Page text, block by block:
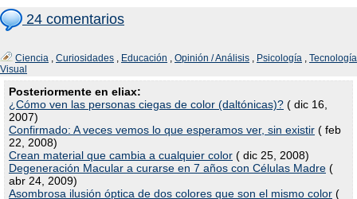
24 comentarios
Ciencia , Curiosidades , Educación , Opinión / Análisis , Psicología , Tecnología
Visual
Posteriormente en eliax:
¿Cómo ven las personas ciegas de color (daltónicas)? ( dic 16,
2007)
Confirmado: A veces vemos lo que esperamos ver, sin existir ( feb
22, 2008)
Crean material que cambia a cualquier color ( dic 25, 2008)
Degeneración Macular a curarse en 7 años con Células Madre (
abr 24, 2009)
Asombrosa ilusión óptica de dos colores que son el mismo color (